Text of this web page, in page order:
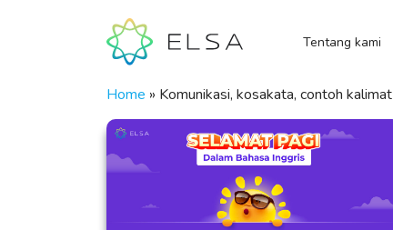
Tentang kami
Home » Komunikasi, kosakata, contoh kalimat